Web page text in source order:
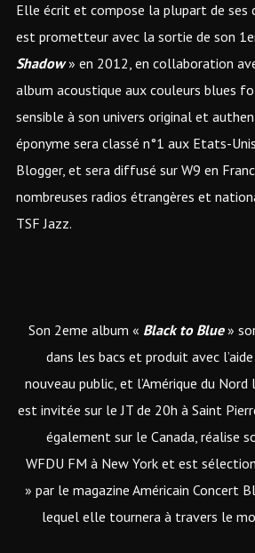
Elle écrit et compose la plupart de ses
est prometteur avec la sortie de son
Shadow» en 2012, en collaboration
album acoustique aux couleurs blues
sensible à son univers original et
éponyme sera classé n°1 aux Etats-
Blogger, et sera diffusé sur W9 en
nombreuses radios étrangères et
TSF Jazz.
Son 2eme album « Black to Blue»
dans les bacs et produit avec
nouveau public, et l’Amérique du
est invitée sur le JT de 20h à Saint
également sur le Canada, réalise
WFDU FM à New York et est
» par le magazine Américain Concert
lequel elle tournera à travers le